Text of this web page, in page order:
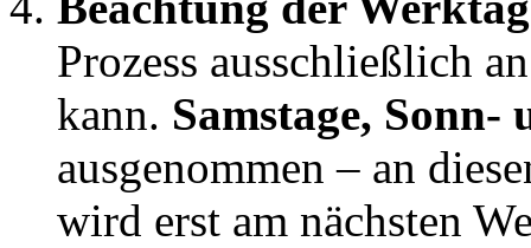
Prozess ausschließlich
kann. Samstage, Sonn-
ausgenommen – an
wird erst am nächsten